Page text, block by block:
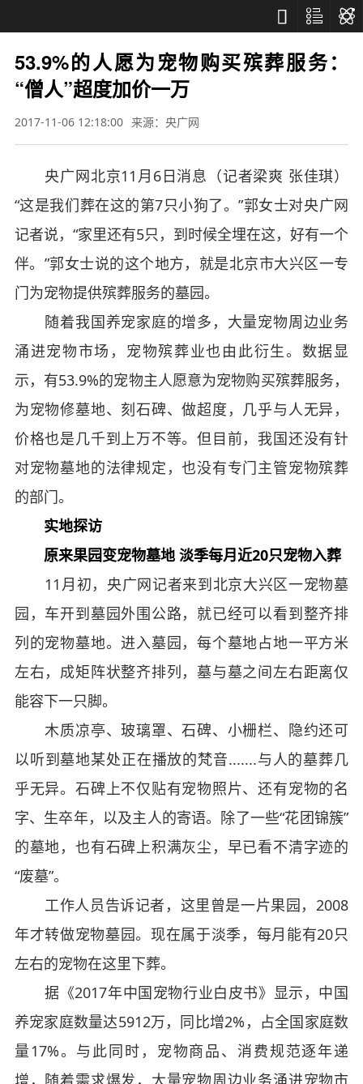



53.9%的人愿为宠物购买殡葬服务：
“僧人”超度加价一万
2017-11-06 12:18:00 来源：央广网
央广网北京11月6日消息（记者梁爽 张佳琪）
“这是我们葬在这的第7只小狗了。”郭女士对央广网
记者说，“家里还有5只，到时候全埋在这，好有一个
伴。”郭女士说的这个地方，就是北京市大兴区一专
门为宠物提供殡葬服务的墓园。
随着我国养宠家庭的增多，大量宠物周边业务
涌进宠物市场，宠物殡葬业也由此衍生。数据显
示，有53.9%的宠物主人愿意为宠物购买殡葬服务，
为宠物修墓地、刻石碑、做超度，几乎与人无异，
价格也是几千到上万不等。但目前，我国还没有针
对宠物墓地的法律规定，也没有专门主管宠物殡葬
的部门。
实地探访
原来果园变宠物墓地 淡季每月近20只宠物入葬
11月初，央广网记者来到北京大兴区一宠物墓
园，车开到墓园外围公路，就已经可以看到整齐排
列的宠物墓地。进入墓园，每个墓地占地一平方米
左右，成矩阵状整齐排列，墓与墓之间左右距离仅
能容下一只脚。
木质凉亭、玻璃罩、石碑、小栅栏、隐约还可
以听到墓地某处正在播放的梵音.......与人的墓葬几
乎无异。石碑上不仅贴有宠物照片、还有宠物的名
字、生卒年，以及主人的寄语。除了一些“花团锦簇”
的墓地，也有石碑上积满灰尘，早已看不清字迹的
“废墓”。
工作人员告诉记者，这里曾是一片果园，2008
年才转做宠物墓园。现在属于淡季，每月能有20只
左右的宠物在这里下葬。
据《2017年中国宠物行业白皮书》显示，中国
养宠家庭数量达5912万，同比增2%，占全国家庭数
量17%。与此同时，宠物商品、消费规范逐年递
增，随着需求爆发，大量宠物周边业务涌进宠物市